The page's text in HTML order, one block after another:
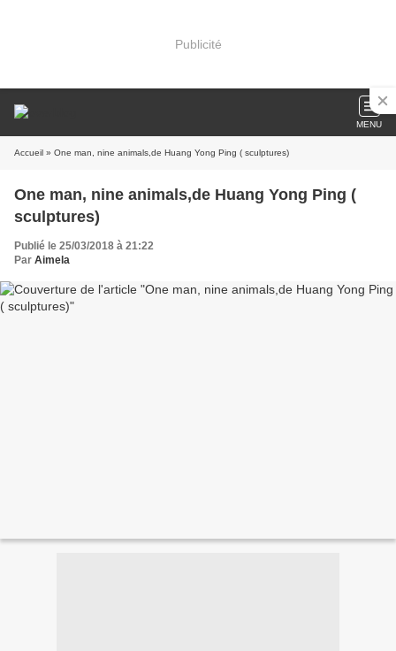
Publicité
MENU
Accueil » One man, nine animals,de Huang Yong Ping ( sculptures)
One man, nine animals,de Huang Yong Ping (
sculptures)
Publié le 25/03/2018 à 21:22
Par Aimela